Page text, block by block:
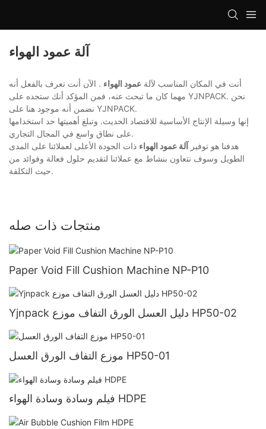
آلة عمود الهواء
أنت في المكان المناسب لآلة عمود الهواء . الآن أنت تعرف بالفعل أنه
مهما كان ما تبحث عنه، فمن المؤكد أنك ستجده على YJNPACK. نحن
نضمن أنه موجود هنا على YJNPACK.
إنها وسيلة الإنتاج الأساسية للاقتصاد الحديث. وتبلغ أهميتها حد استخدامها
على نطاق واسع في المجال التجاري.
هدفنا هو توفير آلة عمود الهواء ذات الجودة الأعلى لعملائنا على المدى
الطويل وسوف نتعاون بنشاط مع عملائنا لتقديم حلول فعالة وفوائد من
حيث التكلفة.
منتجات ذات صله
Paper Void Fill Cushion Machine NP-P10
Yjnpack دليل العسل الورق التفاف موزع HP50-02
موزع التفاف الورق العسل HP50-01
فيلم وسادة وسادة الهواء HDPE